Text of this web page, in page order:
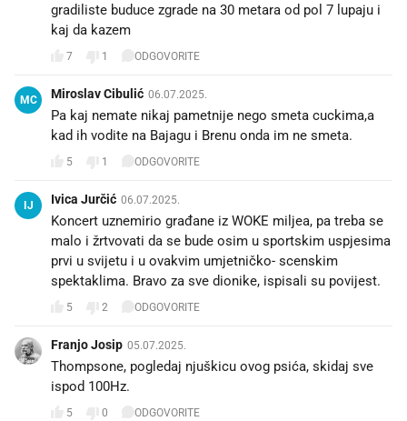
gradiliste buduce zgrade na 30 metara od pol 7 lupaju i
kaj da kazem
7 1 ODGOVORITE
MC Miroslav Cibulić 06.07.2025.
Pa kaj nemate nikaj pametnije nego smeta cuckima,a
kad ih vodite na Bajagu i Brenu onda im ne smeta.
5 1 ODGOVORITE
IJ Ivica Jurčić 06.07.2025.
Koncert uznemirio građane iz WOKE miljea, pa treba se
malo i žrtvovati da se bude osim u sportskim uspjesima
prvi u svijetu i u ovakvim umjetničko- scenskim
spektaklima. Bravo za sve dionike, ispisali su povijest.
5 2 ODGOVORITE
Franjo Josip 05.07.2025.
Thompsone, pogledaj njuškicu ovog psića, skidaj sve
ispod 100Hz.
5 0 ODGOVORITE